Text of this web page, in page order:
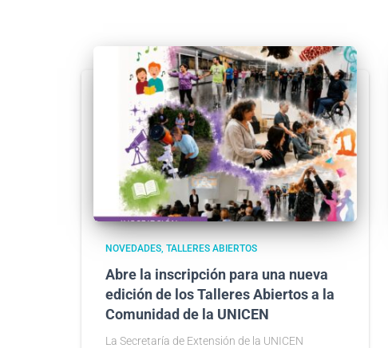
NOVEDADES TALLERES ABIERTOS
Abre la inscripción para una nueva
edición de los Talleres Abiertos a la
Comunidad de la UNICEN
La Secretaría de Extensión de la UNICEN